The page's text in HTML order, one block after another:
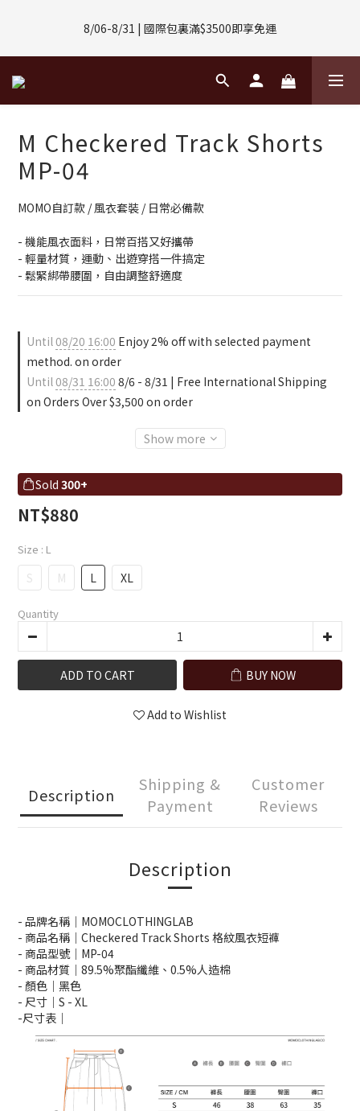
(數量有限售完不補)
8/06-8/31 | 國際包裏滿$3500即享免運
8/08-8/10 | 全館任選3件 贈 $188購物金
8/01-8/31 | 任選2件CUBOX正價商品 贈【威靈頓 / 波士頓墨鏡】
(數量有限售完不補)
M Checkered Track Shorts
MP-04
MOMO自訂款 / 風衣套裝 / 日常必備款
- 機能風衣面料，日常百搭又好攜帶
- 輕量材質，運動、出遊穿搭一件搞定
- 鬆緊綁帶腰圍，自由調整舒適度
Until08/20 16:00 Enjoy 2% off with selected payment
method. on order
Until08/31 16:00 8/6 - 8/31 | Free International Shipping
on Orders Over $3,500 on order
Show more
Sold 300+
NT$880
Size : L
S M L XL
Quantity
ADD TO CART BUY NOW
Add to Wishlist
Description
Shipping &
Payment
Customer
Reviews
Description
- 品牌名稱｜MOMOCLOTHINGLAB
- 商品名稱｜Checkered Track Shorts 格紋風衣短褲
- 商品型號｜MP-04
- 商品材質｜89.5%聚酯纖維、0.5%人造棉
- 顏色｜黑色
- 尺寸｜S - XL
-尺寸表｜